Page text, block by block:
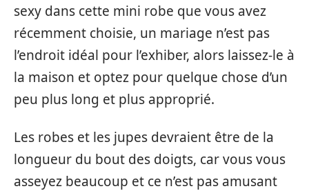
sexy dans cette mini robe que vous avez
récemment choisie, un mariage n’est pas
l’endroit idéal pour l’exhiber, alors laissez-le à
la maison et optez pour quelque chose d’un
peu plus long et plus approprié.
Les robes et les jupes devraient être de la
longueur du bout des doigts, car vous vous
asseyez beaucoup et ce n’est pas amusant